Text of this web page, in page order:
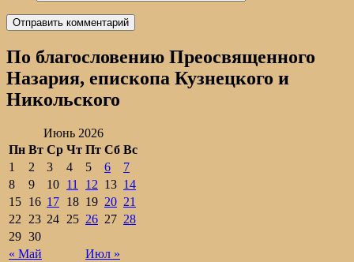
По благословению Преосвященного
Назария, епископа Кузнецкого и
Никольского
Июнь 2026
Пн Вт Ср Чт Пт Сб Вс
« Май Июл »
1 2 3 4 5 6
7
8
9 10 11 12 13 14
15 16 17 18 19 20 21
22
23 24 25 26 27 28
29 30